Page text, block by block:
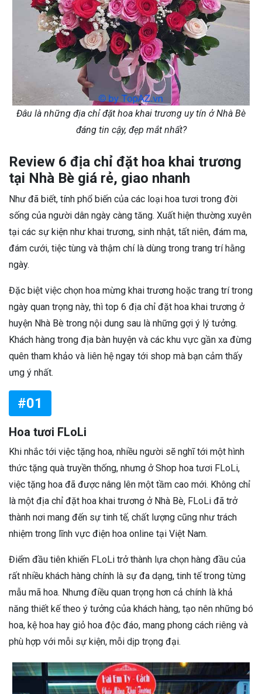
Đâu là những địa chỉ đặt hoa khai trương uy tín ở Nhà Bè
đáng tin cậy, đẹp mắt nhất?
Review 6 địa chỉ đặt hoa khai trương
tại Nhà Bè giá rẻ, giao nhanh
Như đã biết, tính phổ biến của các loại hoa tươi trong đời
sống của người dân ngày càng tăng. Xuất hiện thường xuyên
tại các sự kiện như khai trương, sinh nhật, tất niên, đám ma,
đám cưới, tiệc tùng và thậm chí là dùng trong trang trí hằng
ngày.
Đặc biệt việc chọn hoa mừng khai trương hoặc trang trí trong
ngày quan trọng này, thì top 6 địa chỉ đặt hoa khai trương ở
huyện Nhà Bè trong nội dung sau là những gợi ý lý tưởng.
Khách hàng trong địa bàn huyện và các khu vực gần xa đừng
quên tham khảo và liên hệ ngay tới shop mà bạn cảm thấy
ưng ý nhất.
#01
Hoa tươi FLoLi
Khi nhắc tới việc tặng hoa, nhiều người sẽ nghĩ tới một hình
thức tặng quà truyền thống, nhưng ở Shop hoa tươi FLoLi,
việc tặng hoa đã được nâng lên một tầm cao mới. Không chỉ
là một địa chỉ đặt hoa khai trương ở Nhà Bè, FLoLi đã trở
thành nơi mang đến sự tinh tế, chất lượng cũng như trách
nhiệm trong lĩnh vực điện hoa online tại Việt Nam.
Điểm đầu tiên khiến FLoLi trở thành lựa chọn hàng đầu của
rất nhiều khách hàng chính là sự đa dạng, tinh tế trong từng
mẫu mã hoa. Nhưng điều quan trọng hơn cả chính là khả
năng thiết kế theo ý tưởng của khách hàng, tạo nên những bó
hoa, kệ hoa hay giỏ hoa độc đáo, mang phong cách riêng và
phù hợp với mỗi sự kiện, mỗi dịp trọng đại.